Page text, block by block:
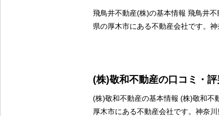
飛鳥井不動産(株)の基本情報 飛鳥井
県の厚木市にある不動産会社です。
(株)敬和不動産の口コミ・
(株)敬和不動産の基本情報 (株)敬和不
厚木市にある不動産会社です。神奈